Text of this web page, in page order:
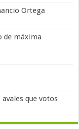
Ortega
de máxima
avales que votos